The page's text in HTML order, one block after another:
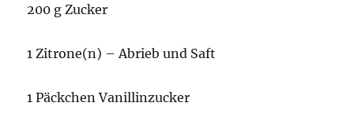
200 g Zucker
1 Zitrone(n) – Abrieb und Saft
1 Päckchen Vanillinzucker